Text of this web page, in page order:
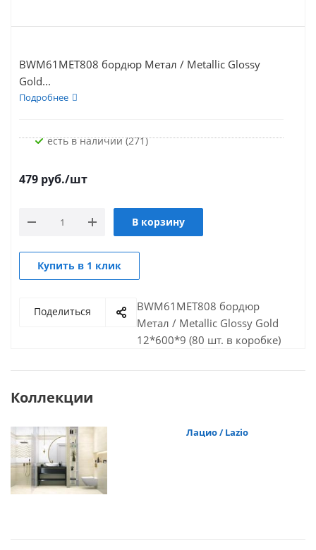
BWM61MET808 бордюр Метал / Metallic Glossy
Gold...
Подробнее
Есть в наличии (271)
479 руб./шт
В корзину
Купить в 1 клик
Поделиться
BWM61MET808 бордюр
Метал / Metallic Glossy Gold
12*600*9 (80 шт. в коробке)
Коллекции
Лацио / Lazio